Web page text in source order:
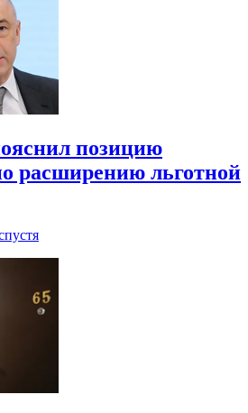
позицию
расширению льготной